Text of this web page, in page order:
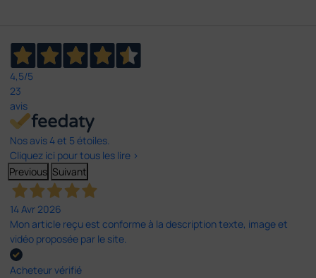
4,5/5
23
avis
Nos avis 4 et 5 étoiles.
Cliquez ici pour tous les lire >
Previous Suivant
14 Avr 2026
Mon article reçu est conforme à la description texte, image et
vidéo proposée par le site.
Acheteur vérifié